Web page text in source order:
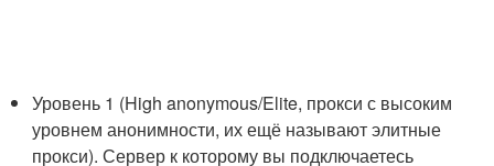
Уровень 1 (High anonymous/Elite, прокси с высоким
уровнем анонимности, их ещё называют элитные
прокси). Сервер к которому вы подключаетесь